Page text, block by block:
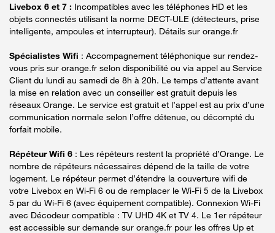
Livebox 6 et 7 : Incompatibles avec les téléphones HD et les
objets connectés utilisant la norme DECT-ULE (détecteurs, prise
intelligente, ampoules et interrupteur). Détails sur orange.fr
Spécialistes Wifi : Accompagnement téléphonique sur rendez-
vous pris sur orange.fr selon disponibilité ou via appel au Service
Client du lundi au samedi de 8h à 20h. Le temps d’attente avant
la mise en relation avec un conseiller est gratuit depuis les
réseaux Orange. Le service est gratuit et l’appel est au prix d’une
communication normale selon l’offre détenue, ou décompté du
forfait mobile.
Répéteur Wifi 6 : Les répéteurs restent la propriété d’Orange. Le
nombre de répéteurs nécessaires dépend de la taille de votre
logement. Le répéteur permet d’étendre la couverture wifi de
votre Livebox en Wi-Fi 6 ou de remplacer le Wi-Fi 5 de la Livebox
5 par du Wi-Fi 6 (avec équipement compatible). Connexion Wi-Fi
avec Décodeur compatible : TV UHD 4K et TV 4. Le 1er répéteur
est accessible sur demande sur orange.fr pour les offres Up et